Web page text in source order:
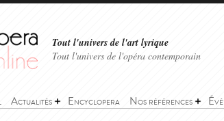
Tout l'univers de l'art lyrique
Tout l'univers de l'opéra contemporain
Actualités Encyclopera Nos références